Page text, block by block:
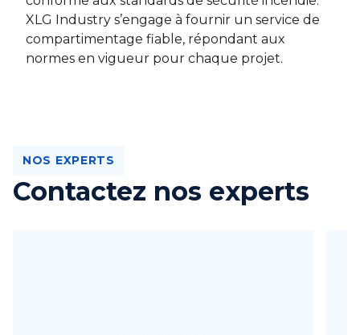
XLG Industry s’engage à fournir un service de
compartimentage fiable, répondant aux
normes en vigueur pour chaque projet.
NOS EXPERTS
Contactez nos experts